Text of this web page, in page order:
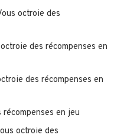
octroie des
des récompenses en
des récompenses en
en jeu
octroie des